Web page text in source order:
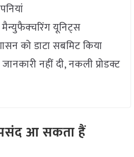
यूनिट्स
को डाटा सबमिट किया
नहीं दी, नकली प्रोडक्ट
आ सकता हैं